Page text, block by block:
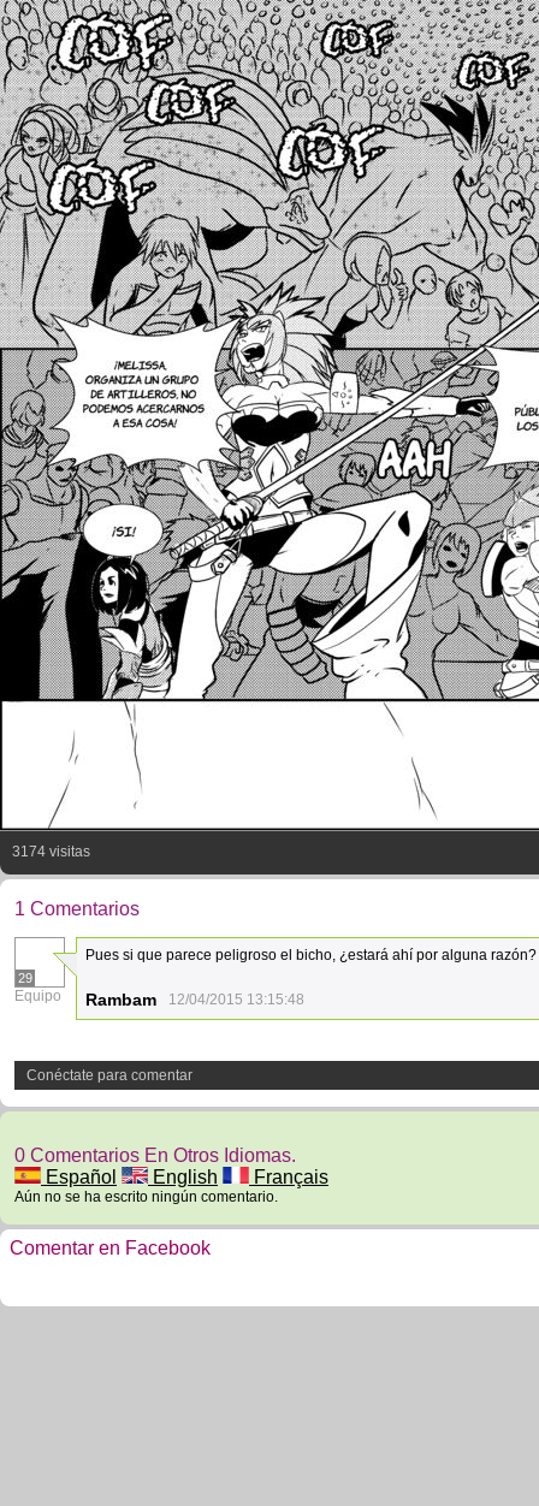
3174 visitas
1 Comentarios
29
Equipo
Pues si que parece peligroso el bicho, ¿estará ahí por alguna razón?
Rambam 12/04/2015 13:15:48
Conéctate para comentar
0 Comentarios En Otros Idiomas.
Español
English Français
Aún no se ha escrito ningún comentario.
Comentar en Facebook